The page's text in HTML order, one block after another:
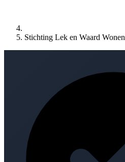
Stichting Lek en Waard Wonen